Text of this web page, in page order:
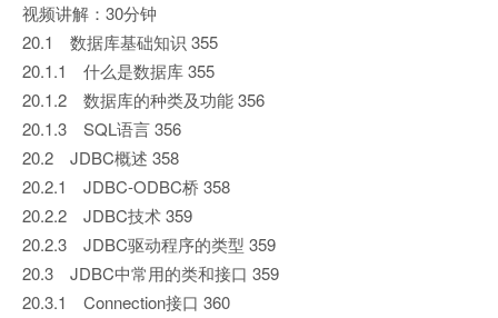
视频讲解：30分钟
20.1 数据库基础知识 355
20.1.1 什么是数据库 355
20.1.2 数据库的种类及功能 356
20.1.3 SQL语言 356
20.2 JDBC概述 358
20.2.1 JDBC-ODBC桥 358
20.2.2 JDBC技术 359
20.2.3 JDBC驱动程序的类型 359
20.3 JDBC中常用的类和接口 359
20.3.1 Connection接口 360